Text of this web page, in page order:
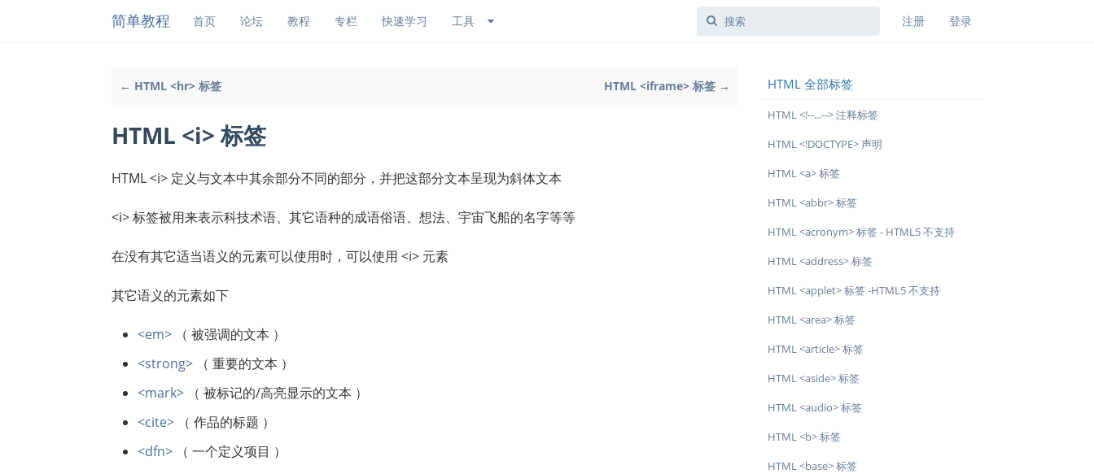
简单教程 首页 论坛 教程 专栏 快速学习 工具 注册 登录
← HTML <hr> 标签 HTML <iframe> 标签 →
HTML <i> 标签
HTML <i> 定义与文本中其余部分不同的部分，并把这部分文本呈现为斜体文本
<i> 标签被用来表示科技术语、其它语种的成语俗语、想法、宇宙飞船的名字等等
在没有其它适当语义的元素可以使用时，可以使用 <i> 元素
其它语义的元素如下
<em> （ 被强调的文本 ）
<strong> （ 重要的文本 ）
<mark> （ 被标记的/高亮显示的文本 ）
<cite> （ 作品的标题 ）
<dfn> （ 一个定义项目 ）
HTML 全部标签
HTML <!--...--> 注释标签
HTML <!DOCTYPE> 声明
HTML <a> 标签
HTML <abbr> 标签
HTML <acronym> 标签 - HTML5 不支持
HTML <address> 标签
HTML <applet> 标签 -HTML5 不支持
HTML <area> 标签
HTML <article> 标签
HTML <aside> 标签
HTML <audio> 标签
HTML <b> 标签
HTML <base> 标签